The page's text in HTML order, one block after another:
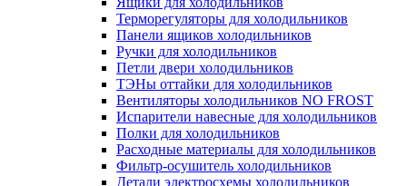
Терморегуляторы для холодильников
Панели ящиков холодильников
Ручки для холодильников
Петли двери холодильников
ТЭНы оттайки для холодильников
Вентиляторы холодильников NO FROST
Испарители навесные для холодильников
Полки для холодильников
Расходные материалы для холодильников
Фильтр-осушитель холодильников
Детали электросхемы холодильников